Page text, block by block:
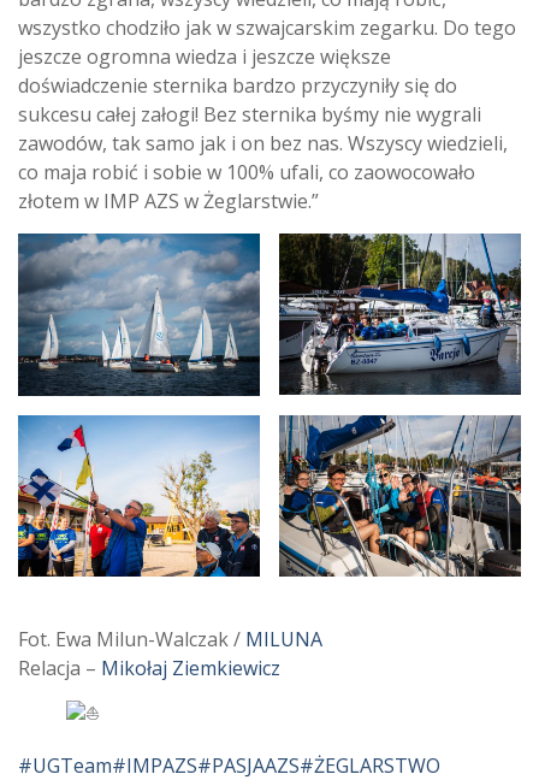
wszystko chodziło jak w szwajcarskim zegarku. Do tego
jeszcze ogromna wiedza i jeszcze większe
doświadczenie sternika bardzo przyczyniły się do
sukcesu całej załogi! Bez sternika byśmy nie wygrali
zawodów, tak samo jak i on bez nas. Wszyscy wiedzieli,
co maja robić i sobie w 100% ufali, co zaowocowało
złotem w IMP AZS w Żeglarstwie.”
Fot. Ewa Milun-Walczak / MILUNA
Relacja – Mikołaj Ziemkiewicz
#UGTeam#IMPAZS#PASJAAZS#ŻEGLARSTWO